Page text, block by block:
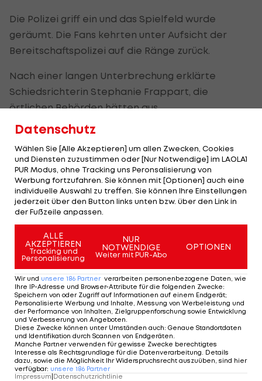
Die Polizei griff ein und das Spielfeld wurde
geräumt. Die Fans kehrten unter Aufsicht der
Bereitschaftspolizei auf die Ränge zurück.
Nach einer langen Unterbrechung erklärte
Schiedsrichterin Stephanie Frappart, die
örtlichen Behörden hätten aus
Sicherheitsgründen die Absage des Spiels
Partie und war bereits abgestiegen.
"Die Welt stürzt über mir ein"
Frankreichs Sportministerin Marina
verurteilte die Gewaltszenen als vollkommen
inakzeptabel. "Die vom Präfekten beschlossene
endgültige Unterbrechung dieses Spiels war
unumgänglich. Solche Vorfälle dürfen nicht
toleriert werden." Die Urheber der Gewalttaten
müssten identifiziert und streng bestraft werden.
Für Trainerlegende Halilhodzic ging die Karriere
damit unrühmlich zu Ende. Der 74-jährige Bosnier
übernahm den kriselnden Klub im März, den
Datenschutz
Wählen Sie [Alle Akzeptieren] um allen Zwecken, Cookies
und Diensten zuzustimmen oder [Nur Notwendige] im LAOLA1
PUR Modus, ohne Tracking uns Peronsalisierung von
Werbung fortzufahren. Sie können mit [Optionen] auch eine
individuelle Auswahl zu treffen. Sie können Ihre Einstellungen
jederzeit über den Button links unten bzw. über den Link in
der Fußzeile anpassen.
ALLE
AKZEPTIEREN
Tracking und
Personalisierung
NUR
NOTWENDIGE
Weiter mit PUR-Abo
OPTIONEN
Wir und unsere 186 Partner verarbeiten personenbezogene Daten, wie
Ihre IP-Adresse und Browser-Attribute für die folgenden Zwecke:
Speichern von oder Zugriff auf Informationen auf einem Endgerät;
Personalisierte Werbung und Inhalte, Messung von Werbeleistung und
der Performance von Inhalten, Zielgruppenforschung sowie Entwicklung
und Verbesserung von Angeboten
Diese Zwecke können unter Umständen auch: Genaue Standortdaten
und Identifikation durch Scannen von Endgeräten
Manche Partner verwenden für gewisse Zwecke berechtigtes
Interesse als Rechtsgrundlage für die Datenverarbeitung. Details
dazu, sowie die Möglichkeit Ihr Widerspruchsrecht auszuüben, sind hier
verfügbar: unsere 186 Partner
Impressum|Datenschutzrichtlinie